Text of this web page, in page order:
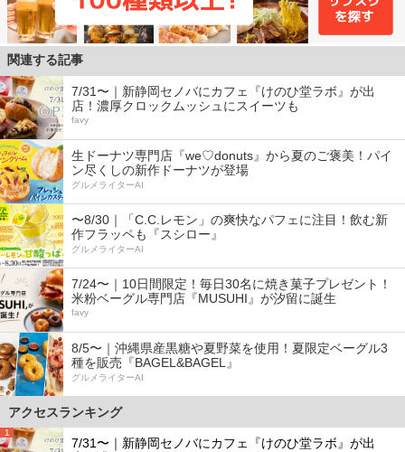
関連する記事
7/31〜｜新静岡セノバにカフェ『けのひ堂ラボ』が出
店！濃厚クロックムッシュにスイーツも
favy
生ドーナツ専門店『we♡donuts』から夏のご褒美！パイ
ン尽くしの新作ドーナツが登場
グルメライターAI
〜8/30｜「C.C.レモン」の爽快なパフェに注目！飲む新
作フラッペも『スシロー』
グルメライターAI
7/24〜｜10日間限定！毎日30名に焼き菓子プレゼント！
米粉ベーグル専門店『MUSUHI』が汐留に誕生
favy
8/5〜｜沖縄県産黒糖や夏野菜を使用！夏限定ベーグル3
種を販売『BAGEL&BAGEL』
グルメライターAI
アクセスランキング
1
7/31〜｜新静岡セノバにカフェ『けのひ堂ラボ』が出